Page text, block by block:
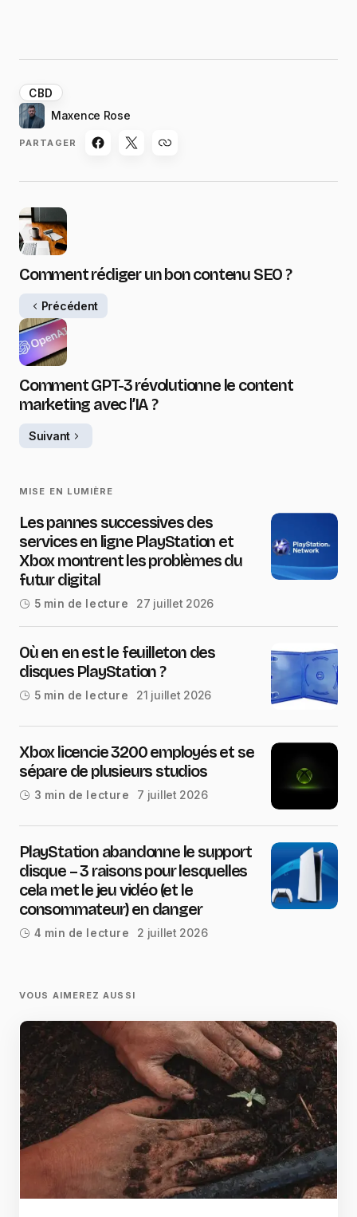
CBD
Maxence Rose
PARTAGER
Comment rédiger un bon contenu SEO ?
Précédent
Comment GPT-3 révolutionne le content
marketing avec l’IA ?
Suivant
MISE EN LUMIÈRE
Les pannes successives des
services en ligne PlayStation et
Xbox montrent les problèmes du
futur digital
5 min de lecture 27 juillet 2026
Où en en est le feuilleton des
disques PlayStation ?
5 min de lecture 21 juillet 2026
Xbox licencie 3200 employés et se
sépare de plusieurs studios
3 min de lecture 7 juillet 2026
PlayStation abandonne le support
disque – 3 raisons pour lesquelles
cela met le jeu vidéo (et le
consommateur) en danger
4 min de lecture 2 juillet 2026
VOUS AIMEREZ AUSSI